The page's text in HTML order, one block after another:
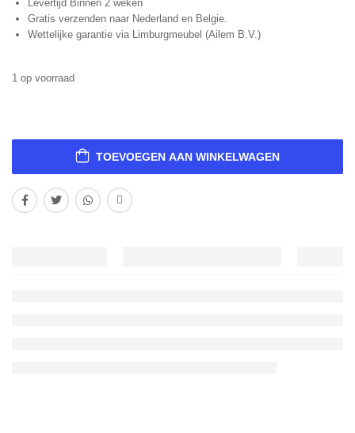
Levertijd Binnen 2 weken
Gratis verzenden naar Nederland en Belgie.
Wettelijke garantie via Limburgmeubel (Ailem B.V.)
1 op voorraad
TOEVOEGEN AAN WINKELWAGEN